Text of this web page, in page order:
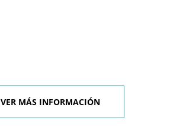
VER MÁS INFORMACIÓN